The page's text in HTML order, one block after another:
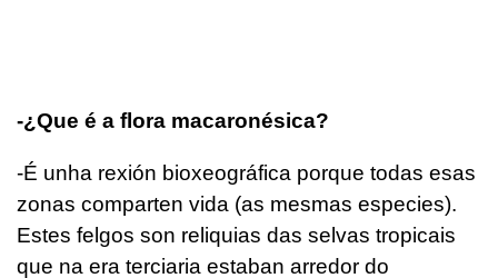
-¿Que é a flora macaronésica?
-É unha rexión bioxeográfica porque todas esas
zonas comparten vida (as mesmas especies).
Estes felgos son reliquias das selvas tropicais
que na era terciaria estaban arredor do